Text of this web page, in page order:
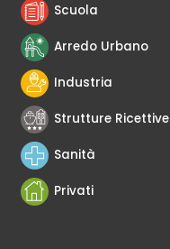
Scuola
Arredo Urbano
Industria
Strutture Ricettive
Sanità
Privati